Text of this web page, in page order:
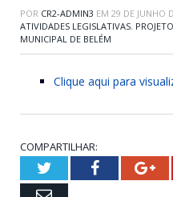
POR CR2-ADMIN3 EM 29 DE JUNHO
ATIVIDADES LEGISLATIVAS,
MUNICIPAL DE BELÉM
Clique aqui para
COMPARTILHAR:
TwitterFacebook